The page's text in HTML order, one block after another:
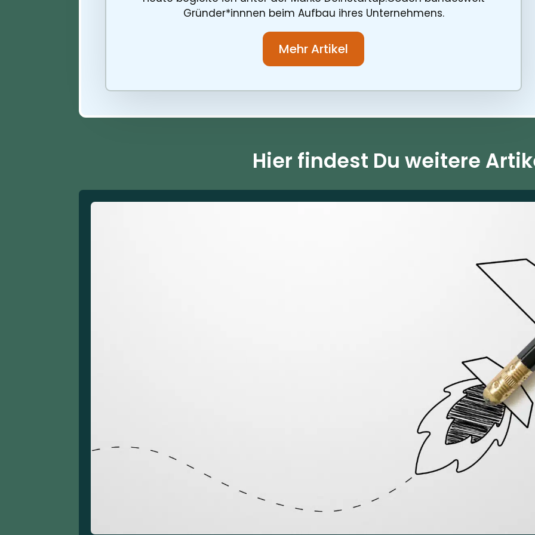
Gründer*innnen beim Aufbau ihres Unternehmens.
Mehr Artikel
Hier findest Du weitere